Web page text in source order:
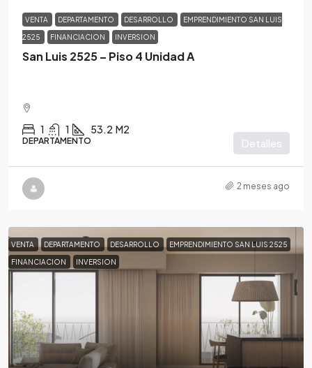
VENTA DEPARTAMENTO DESARROLLO EMPRENDIMIENTO SAN LUIS
2525 FINANCIACION INVERSION
San Luis 2525 – Piso 4 Unidad A
1 1 53.2 M2
DEPARTAMENTO Detalles
2 meses ago
VENTA DEPARTAMENTO DESARROLLO EMPRENDIMIENTO SAN LUIS 2525
FINANCIACION INVERSION